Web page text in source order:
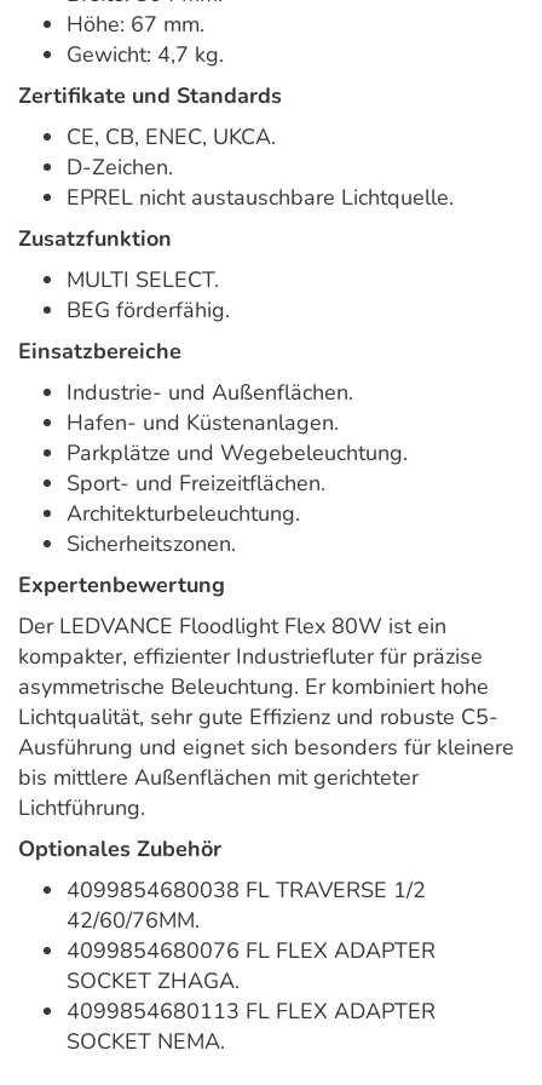
Höhe: 67 mm.
Gewicht: 4,7 kg.
Zertifikate und Standards
CE, CB, ENEC, UKCA.
D-Zeichen.
EPREL nicht austauschbare Lichtquelle.
Zusatzfunktion
MULTI SELECT.
BEG förderfähig.
Einsatzbereiche
Industrie- und Außenflächen.
Hafen- und Küstenanlagen.
Parkplätze und Wegebeleuchtung.
Sport- und Freizeitflächen.
Architekturbeleuchtung.
Sicherheitszonen.
Expertenbewertung
Der LEDVANCE Floodlight Flex 80W ist ein
kompakter, effizienter Industriefluter für präzise
asymmetrische Beleuchtung. Er kombiniert hohe
Lichtqualität, sehr gute Effizienz und robuste C5-
Ausführung und eignet sich besonders für kleinere
bis mittlere Außenflächen mit gerichteter
Lichtführung.
Optionales Zubehör
4099854680038 FL TRAVERSE 1/2
42/60/76MM.
4099854680076 FL FLEX ADAPTER
SOCKET ZHAGA.
4099854680113 FL FLEX ADAPTER
SOCKET NEMA.